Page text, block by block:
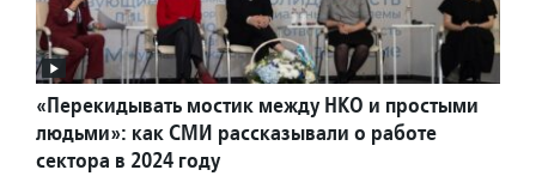
«Перекидывать мостик между НКО и простыми
людьми»: как СМИ рассказывали о работе
сектора в 2024 году